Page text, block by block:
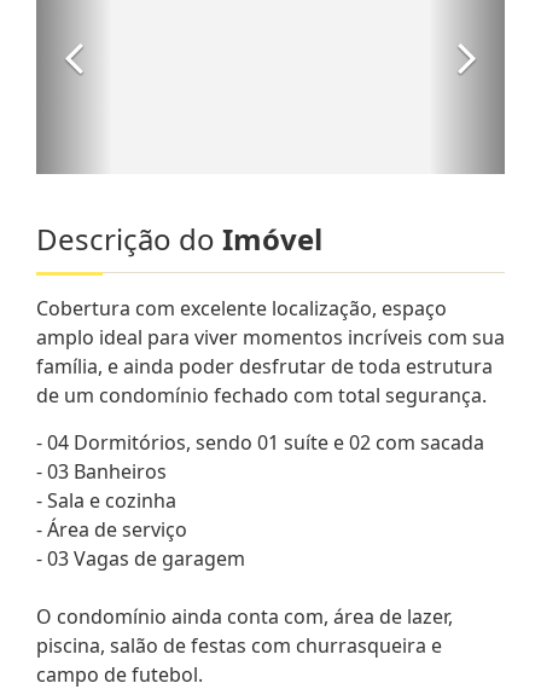
Descrição do Imóvel
Cobertura com excelente localização, espaço
amplo ideal para viver momentos incríveis com sua
família, e ainda poder desfrutar de toda estrutura
de um condomínio fechado com total segurança.
- 04 Dormitórios, sendo 01 suíte e 02 com sacada
- 03 Banheiros
- Sala e cozinha
- Área de serviço
- 03 Vagas de garagem
O condomínio ainda conta com, área de lazer,
piscina, salão de festas com churrasqueira e
campo de futebol.